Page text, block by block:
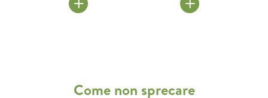
Come non sprecare